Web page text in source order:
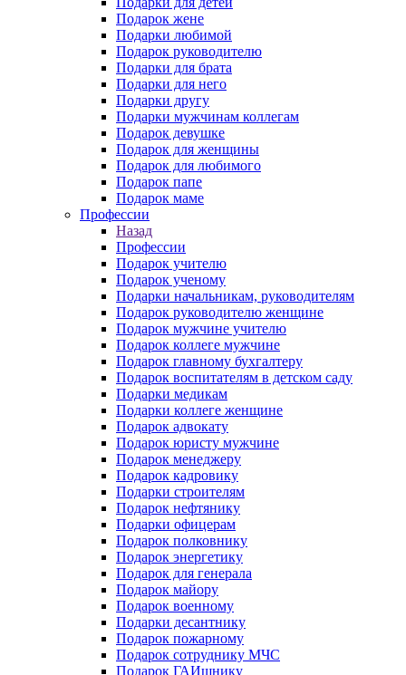
Подарок жене
Подарки любимой
Подарок руководителю
Подарки для брата
Подарки для него
Подарки другу
Подарки мужчинам коллегам
Подарок девушке
Подарок для женщины
Подарок для любимого
Подарок папе
Подарок маме
Профессии
Назад
Профессии
Подарок учителю
Подарок ученому
Подарки начальникам, руководителям
Подарок руководителю женщине
Подарок мужчине учителю
Подарок коллеге мужчине
Подарок главному бухгалтеру
Подарок воспитателям в детском саду
Подарки медикам
Подарки коллеге женщине
Подарок адвокату
Подарок юристу мужчине
Подарок менеджеру
Подарок кадровику
Подарки строителям
Подарок нефтянику
Подарки офицерам
Подарок полковнику
Подарок энергетику
Подарок для генерала
Подарок майору
Подарок военному
Подарки десантнику
Подарок пожарному
Подарок сотруднику МЧС
Подарок ГАИшнику